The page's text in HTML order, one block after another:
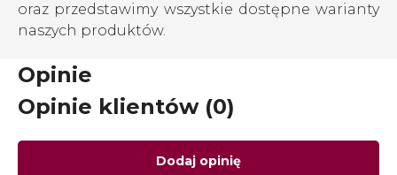
oraz przedstawimy wszystkie dostępne warianty
naszych produktów.
Opinie
Opinie klientów (0)
Dodaj opinię